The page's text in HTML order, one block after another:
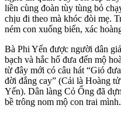
liền cùng đoàn tùy tùng bỏ
chịu đi theo mà khóc đòi mẹ.
ném con xuống biển, xác
Bà Phi Yến được người dân
bạch và hắc hổ đưa đến mộ
từ đây mới có câu hát “Gió
đời đắng cay” (Cải là Hoàng
Yến). Dân làng Cỏ Ống đã
bề trông nom mộ con trai mình.